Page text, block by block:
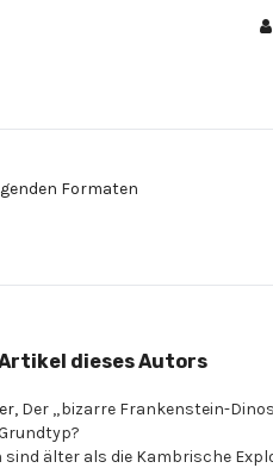
Formaten
dieses Autors
Der „bizarre Frankenstein-
sind älter als die Kambrische